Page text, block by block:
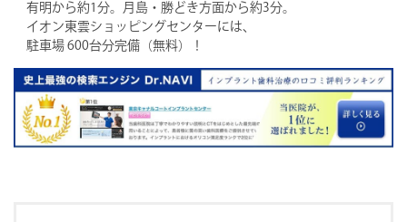
有明から約1分。月島・勝どき方面から約3分。
イオン東雲ショッピングセンターには、
駐車場 600台分完備（無料）！